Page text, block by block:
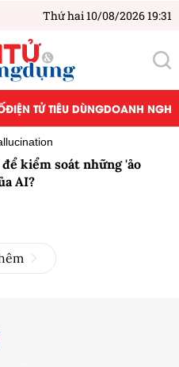
Thứ hai 10/08/2026 19:31
ĐIỆN TỬ TIÊU DÙNGDOANH
để kiểm soát những 'ảo
AI?